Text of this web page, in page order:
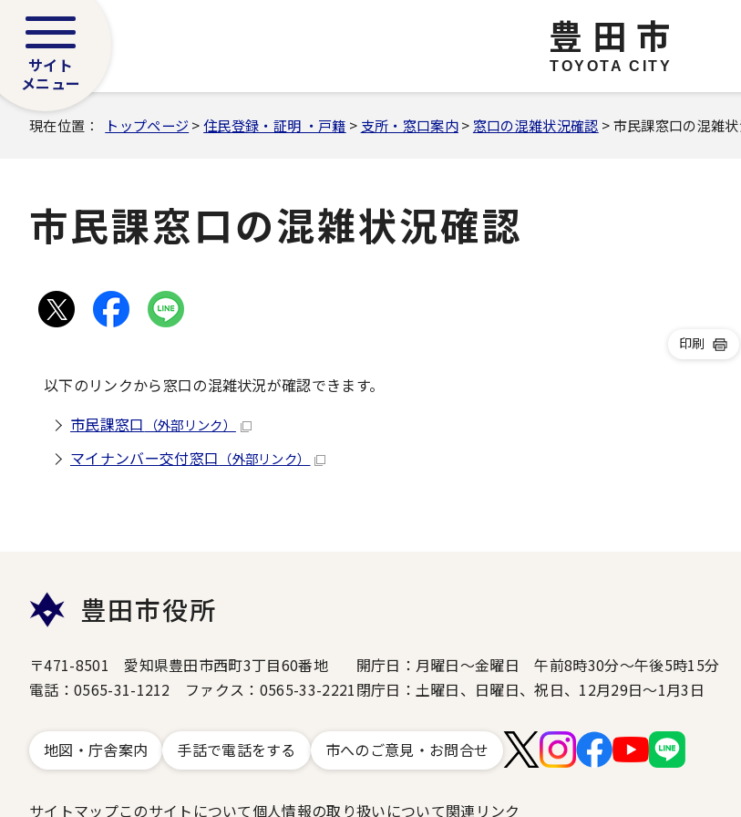
豊田市
TOYOTA CITY
サイト
メニュー
現在位置： トップページ >住民登録・証明 ・戸籍 > 支所・窓口案内> 窓口の混雑状況確認 > 市民課窓口の混雑
市民課窓口の混雑状況確認
印刷
以下のリンクから窓口の混雑状況が確認できます。
市民課窓口
（外部リンク）
マイナンバー交付窓口 （外部リンク）
豊田市役所
〒471-8501 愛知県豊田市西町3丁目60番地
電話：0565-31-1212 ファクス：0565-33-2221
開庁日：月曜日～金曜日 午前8時30分～午後5時15分
閉庁日：土曜日、日曜日、祝日、12月29日～1月3日
地図・庁舎案内 手話で電話をする 市へのご意見・お問合せ
サイトマップこのサイトについて個人情報の取り扱いについて関連リンク